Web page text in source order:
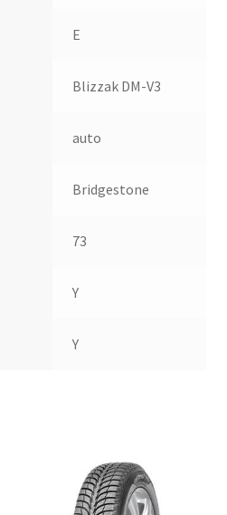
E
Blizzak DM-V3
auto
Bridgestone
73
Y
Y